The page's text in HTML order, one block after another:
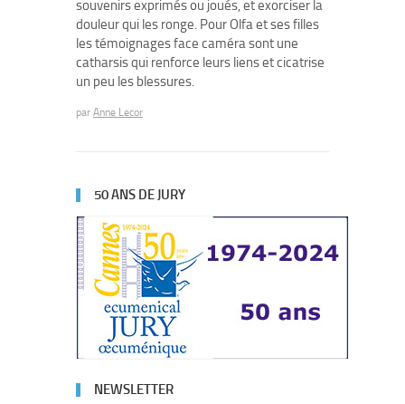
souvenirs exprimés ou joués, et exorciser la
douleur qui les ronge. Pour Olfa et ses filles
les témoignages face caméra sont une
catharsis qui renforce leurs liens et cicatrise
un peu les blessures.
par Anne Lecor
50 ANS DE JURY
NEWSLETTER